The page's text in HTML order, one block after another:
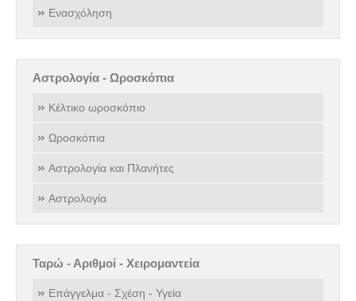
Ενασχόληση
Αστρολογία - Ωροσκόπια
Κέλτικο ωροσκόπιο
Ωροσκόπια
Αστρολογία και Πλανήτες
Αστρολογία
Ταρώ - Αριθμοί - Χειρομαντεία
Επάγγελμα - Σχέση - Υγεία